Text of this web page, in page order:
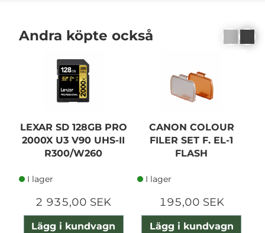
Andra köpte också
LEXAR SD 128GB PRO
2000X U3 V90 UHS-II
R300/W260
I lager
2 935,00 SEK
Lägg i kundvagn
CANON COLOUR
FILER SET F. EL-1
FLASH
I lager
195,00 SEK
Lägg i kundvagn